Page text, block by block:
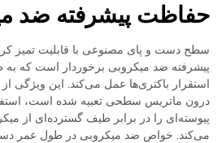
حفاظت پیشرفته ضد
سطح دست و پای مصنوعی با قابلیت تمیز
پیشرفته ضد میکروبی برخوردار است که به
استقرار باکتری‌ها عمل می‌کند. این ویژگی
درون ماتریس سطحی تعبیه شده است،
پیوسته‌ای را در برابر طیف گسترده‌ای از
می‌کند. خواص ضد میکروبی در طول عمر